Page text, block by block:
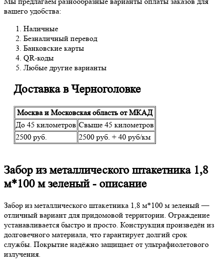
вашего удобства:
Наличные
Безналичный перевод
Банковские карты
QR-коды
Любые другие варианты
Доставка в Черноголовке
Москва и Московская область от МКАД
До 45 километров Свыше 45 километров
2500 руб.
2500 руб. + 40 руб/км
Забор из металлического штакетника 1,8
м*100 м зеленый - описание
Забор из металлического штакетника 1,8 м*100 м зеленый —
отличный вариант для придомовой территории. Ограждение
устанавливается быстро и просто. Конструкция произведён из
долговечного материала, что гарантирует долгий срок
службы. Покрытие надёжно защищает от ультрафиолетового
излучения.